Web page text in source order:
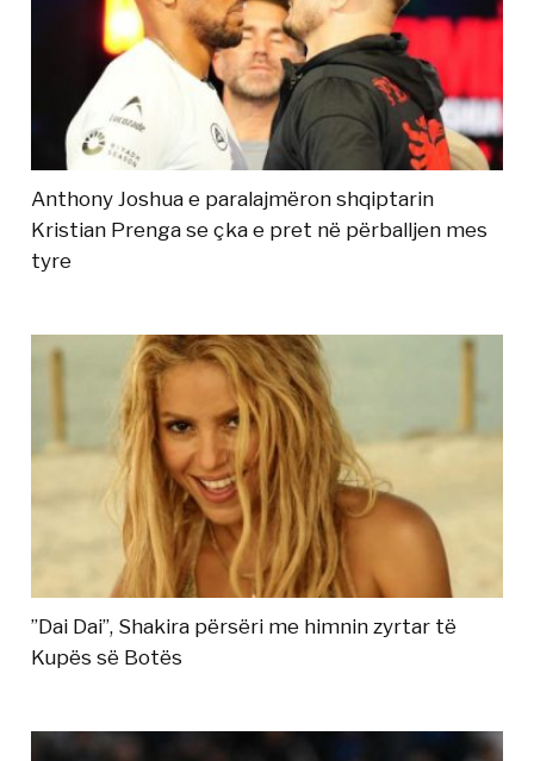
Anthony Joshua e paralajmëron shqiptarin
Kristian Prenga se çka e pret në përballjen mes
tyre
”Dai Dai”, Shakira përsëri me himnin zyrtar të
Kupës së Botës